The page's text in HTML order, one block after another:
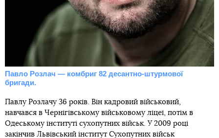
Павло Розлач — комбриг 82 десантно-штурмової
бригади.
Павлу Розлачу 36 років. Він кадровий військовий,
навчався в Чернігівському військовому ліцеї, потім в
Одеському інституті сухопутних військ. У 2009 році
закінчив Львівський інститут Сухопутних військ